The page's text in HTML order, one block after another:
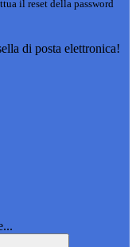
il reset della password
di posta elettronica!